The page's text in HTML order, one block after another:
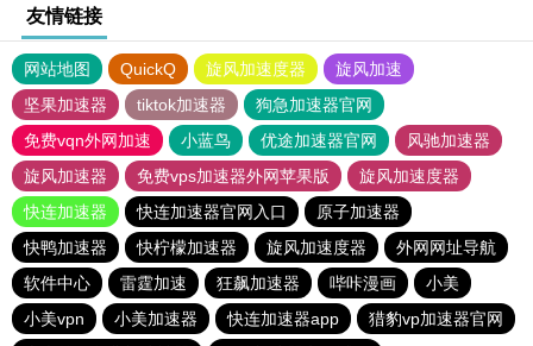
友情链接
网站地图 QuickQ 旋风加速度器
旋风加速
坚果加速器
tiktok加速器
狗急加速器官网
免费vqn外网加速
小蓝鸟 优途加速器官网
风驰加速器
旋风加速器
免费vps加速器外网苹果版
旋风加速度器
快连加速器
快连加速器官网入口
原子加速器
快鸭加速器
快柠檬加速器 旋风加速度器
外网网址导航
软件中心
雷霆加速 狂飙加速器 哔咔漫画
小美
小美vpn
小美加速器 快连加速器app
猎豹vp加速器官网